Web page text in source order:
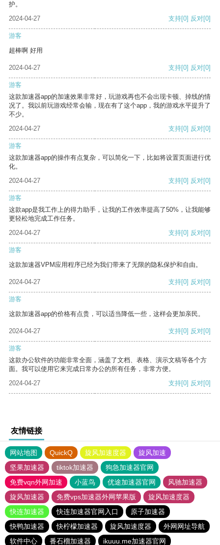
护。
2024-04-27
支持[0] 反对[0]
游客
超棒啊 好用
2024-04-27 支持[0] 反对[0]
游客
这款加速器app的加速效果非常好，玩游戏再也不会出现卡顿、掉线的情
况了。我以前玩游戏经常会输，现在有了这个app，我的游戏水平提升了
不少。
2024-04-27
支持[0] 反对[0]
游客
这款加速器app的操作有点复杂，可以简化一下，比如将设置页面进行优
化。
2024-04-27
支持[0] 反对[0]
游客
这款app是我工作上的得力助手，让我的工作效率提高了50%，让我能够
更轻松地完成工作任务。
2024-04-27
支持[0] 反对[0]
游客
这款加速器VPM应用程序已经为我们带来了无限的隐私保护和自由。
2024-04-27 支持[0] 反对[0]
游客
这款加速器app的价格有点贵，可以适当降低一些，这样会更加亲民。
2024-04-27 支持[0] 反对[0]
游客
这款办公软件的功能非常全面，涵盖了文档、表格、演示文稿等各个方
面。我可以使用它来完成日常办公的所有任务，非常方便。
2024-04-27
支持[0] 反对[0]
友情链接
网站地图 QuickQ 旋风加速度器
旋风加速
坚果加速器
tiktok加速器
狗急加速器官网
免费vqn外网加速
小蓝鸟 优途加速器官网
风驰加速器
旋风加速器
免费vps加速器外网苹果版
旋风加速度器
快连加速器
快连加速器官网入口
原子加速器
快鸭加速器
快柠檬加速器 旋风加速度器
外网网址导航
软件中心
番石榴加速器 ikuuu.me加速器官网